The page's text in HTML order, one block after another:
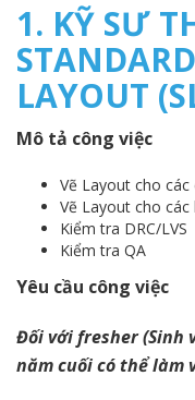
1. KỸ SƯ
LAYOUT (
Mô tả công việc
Vẽ Layout cho các
Vẽ Layout cho
Kiểm tra DRC/LVS
Kiểm tra QA
Yêu cầu công việc
Đối với fresher (Sinh
năm cuối có thể làm